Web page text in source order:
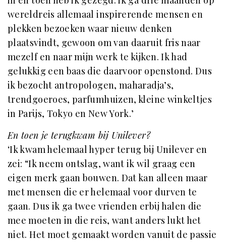
wereldreis allemaal inspirerende mensen en
plekken bezoeken waar nieuw denken
plaatsvindt, gewoon om van daaruit fris naar
mezelf en naar mijn werk te kijken. Ik had
gelukkig een baas die daarvoor openstond. Dus
ik bezocht antropologen, maharadja’s,
trendgoeroes, parfumhuizen, kleine winkeltjes
in Parijs, Tokyo en New York.’
En toen je terugkwam bij Unilever?
‘Ik kwam helemaal hyper terug bij Unilever en
zei: “Ik neem ontslag, want ik wil graag een
eigen merk gaan bouwen. Dat kan alleen maar
met mensen die er helemaal voor durven te
gaan. Dus ik ga twee vrienden erbij halen die
mee moeten in die reis, want anders lukt het
niet. Het moet gemaakt worden vanuit de passie